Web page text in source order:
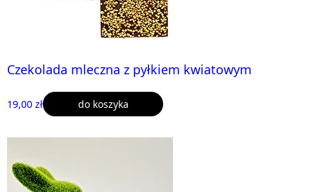
Czekolada mleczna z pyłkiem kwiatowym
19,00 zł do koszyka